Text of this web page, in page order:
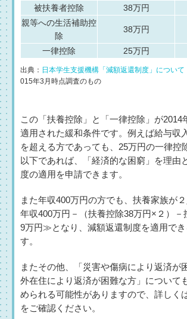
被扶養者控除
38万円
親等への生活補助控
除
38万円
一律控除 25万円
出典： 日本学生支援機構「減額返還制度」について
015年3月時点調査のもの
この「扶養控除」と「一律控除」が2014
適用された緩和条件です。例えば給与収
を超える方であっても、25万円の一律控
以下であれば、「経済的な困窮」を理由
度の適用を申請できます。
また年収400万円の方でも、扶養家族が
年収400万円－（扶養控除38万円×２）－
9万円≫となり、減額返還制度を適用でき
す。
またその他、「災害や傷病により返済が
外在住により返済が困難な方」について
められる可能性がありますので、詳しく
をご確認ください。